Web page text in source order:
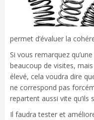
permet d’évaluer la
Si vous remarquez
beaucoup de visites,
élevé, cela voudra dire
ne correspond pas
repartent aussi vite qu’ils
Il faudra tester et